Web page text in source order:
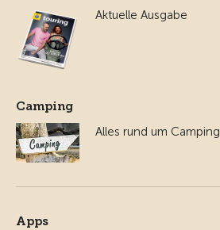
Aktuelle Ausgabe
Camping
Alles rund um Camping
Apps